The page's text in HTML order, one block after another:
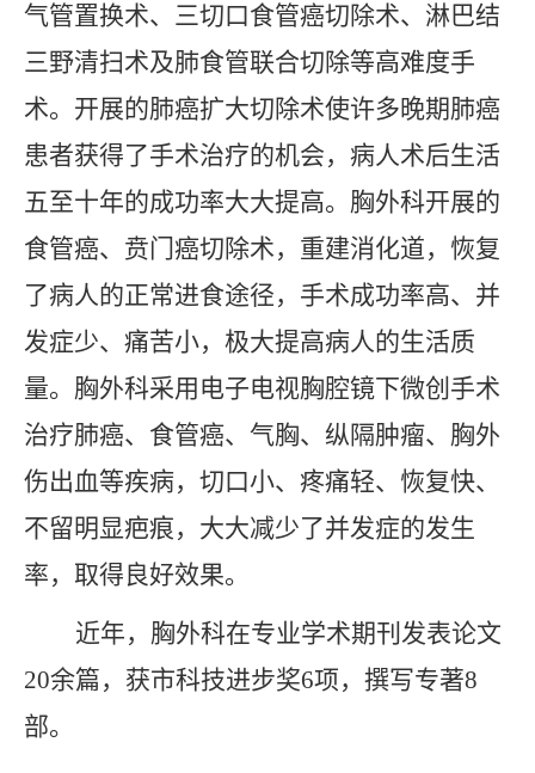
气管置换术、三切口食管癌切除术、淋巴结
三野清扫术及肺食管联合切除等高难度手
术。开展的肺癌扩大切除术使许多晚期肺癌
患者获得了手术治疗的机会，病人术后生活
五至十年的成功率大大提高。胸外科开展的
食管癌、贲门癌切除术，重建消化道，恢复
了病人的正常进食途径，手术成功率高、并
发症少、痛苦小，极大提高病人的生活质
量。胸外科采用电子电视胸腔镜下微创手术
治疗肺癌、食管癌、气胸、纵隔肿瘤、胸外
伤出血等疾病，切口小、疼痛轻、恢复快、
不留明显疤痕，大大减少了并发症的发生
率，取得良好效果。
近年，胸外科在专业学术期刊发表论文
20余篇，获市科技进步奖6项，撰写专著8
部。